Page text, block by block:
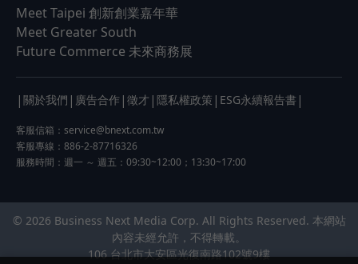
Meet Taipei 創新創業嘉年華
Meet Greater South
Future Commerce 未來商務展
| 關於我們 | 廣告合作 | 徵才 | 隱私權政策 | ESG永續報告書 |
客服信箱： service@bnext.com.tw
客服專線：886-2-87716326
服務時間：週一 ～ 週五：09:30~12:00；13:30~17:00
© 2026 Business Next Media Corp. All Rights Reserved. 本網站
內容未經允許，不得轉載。
106 台北市大安區光復南路102號9樓